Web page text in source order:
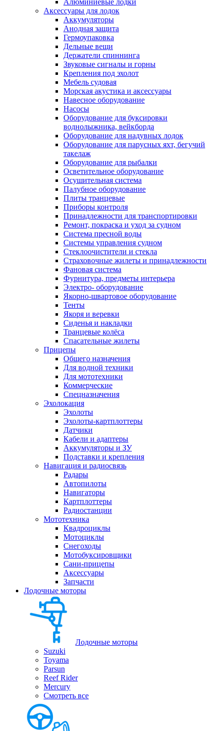
Алюминиевые лодки
Аксессуары для лодок
Аккумуляторы
Анодная защита
Гермоупаковка
Дельные вещи
Держатели спиннинга
Звуковые сигналы и горны
Крепления под эхолот
Мебель судовая
Морская акустика и аксессуары
Навесное оборудование
Насосы
Оборудование для буксировки
воднолыжника, вейкборда
Оборудование для надувных лодок
Оборудование для парусных яхт, бегучий
такелаж
Оборудование для рыбалки
Осветительное оборудование
Осушительная система
Палубное оборудование
Плиты транцевые
Приборы контроля
Принадлежности для транспортировки
Ремонт, покраска и уход за судном
Система пресной воды
Системы управления судном
Стеклоочистители и стекла
Страховочные жилеты и принадлежности
Фановая система
Фурнитура, предметы интерьера
Электро- оборудование
Якорно-швартовое оборудование
Тенты
Якоря и веревки
Сиденья и накладки
Транцевые колёса
Спасательные жилеты
Прицепы
Общего назначения
Для водной техники
Для мототехники
Коммерческие
Спецназначения
Эхолокация
Эхолоты
Эхолоты-картплоттеры
Датчики
Кабели и адаптеры
Аккумуляторы и ЗУ
Подставки и крепления
Навигация и радиосвязь
Радары
Автопилоты
Навигаторы
Картплоттеры
Радиостанции
Мототехника
Квадроциклы
Мотоциклы
Снегоходы
Мотобуксировщики
Сани-прицепы
Аксессуары
Запчасти
Лодочные моторы
Лодочные моторы
Suzuki
Toyama
Parsun
Reef Rider
Mercury
Смотреть все